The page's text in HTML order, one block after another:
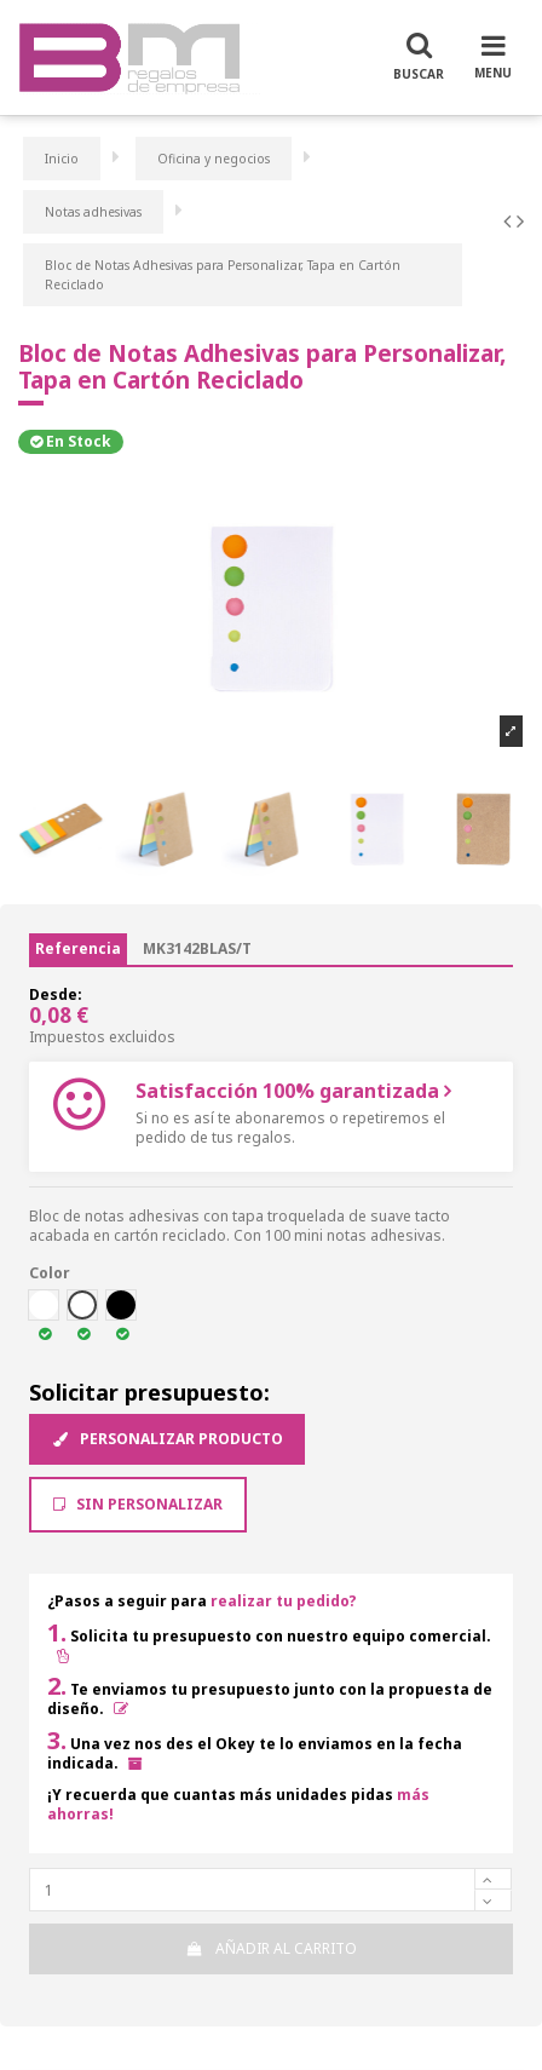
Inicio Oficina y negocios
Notas adhesivas
Bloc de Notas Adhesivas para Personalizar, Tapa en Cartón
Reciclado
Bloc de Notas Adhesivas para Personalizar,
Tapa en Cartón Reciclado
En Stock
Referencia MK3142BLAS/T
Desde:
0,08 €
Impuestos excluidos
Satisfacción 100% garantizada
Si no es así te abonaremos o repetiremos el
pedido de tus regalos.
Bloc de notas adhesivas con tapa troquelada de suave tacto
acabada en cartón reciclado. Con 100 mini notas adhesivas.
Color
NATU
BLA NEG
Solicitar presupuesto:
PERSONALIZAR PRODUCTO
SIN PERSONALIZAR
¿Pasos a seguir para realizar tu pedido?
1. Solicita tu presupuesto con nuestro equipo comercial.
2. Te enviamos tu presupuesto junto con la propuesta de
diseño.
3. Una vez nos des el Okey te lo enviamos en la fecha
indicada.
¡Y recuerda que cuantas más unidades pidas más
ahorras!
AÑADIR AL CARRITO